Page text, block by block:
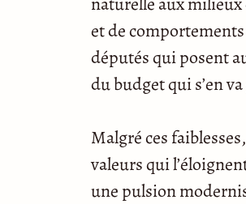
et de comportements
députés qui posent
du budget qui s’en
Malgré ces
valeurs qui
une pulsion